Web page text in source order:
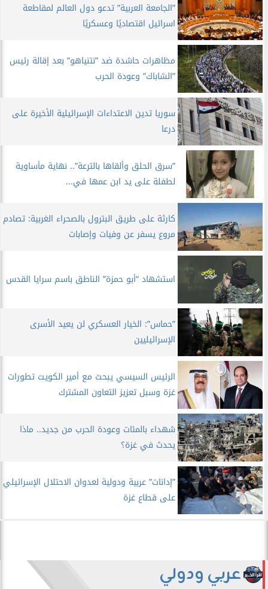
”الجامعة العربية” تدعو دول العالم لمقاطعة
اسرائيل اقتصاديًا وعسكريًا
مظاهرات حاشدة ضد ”نتنياهو” بعد إقالة رئيس
”الشاباك” وعودة الحرب
سوريا تدين الاعتداءات الإسرائيلية الأخيرة على
درعا
”سرق الحلق وألقاها بالترعة”.. نهاية مأساوية
لطفلة على يد ابن عمها في...
كارثة على طريق البترول بالصحراء الغربية: تصادم
مروع يسفر عن وفيات وإصابات
استشهاد “أبو حمزة” الناطق باسم سرايا القدس
”حماس”: الخيار العسكري لن يعيد الأسرى
الإسرائيليين
الرئيس السيسي يبحث مع أمير الكويت تطورات
غزة وسبل تعزيز التعاون المشترك
شهداء بالمئات وعودة الحرب من جديد.. ماذا
يحدث في غزة؟
”إدانات” عربية ودولية لعدوان الاحتلال الإسرائيلي
على قطاع غزة
عربي ودولي